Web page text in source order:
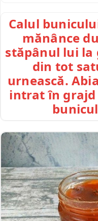
Calul
mănânce
stăpânul lui
din tot
urnească.
intrat în grajd